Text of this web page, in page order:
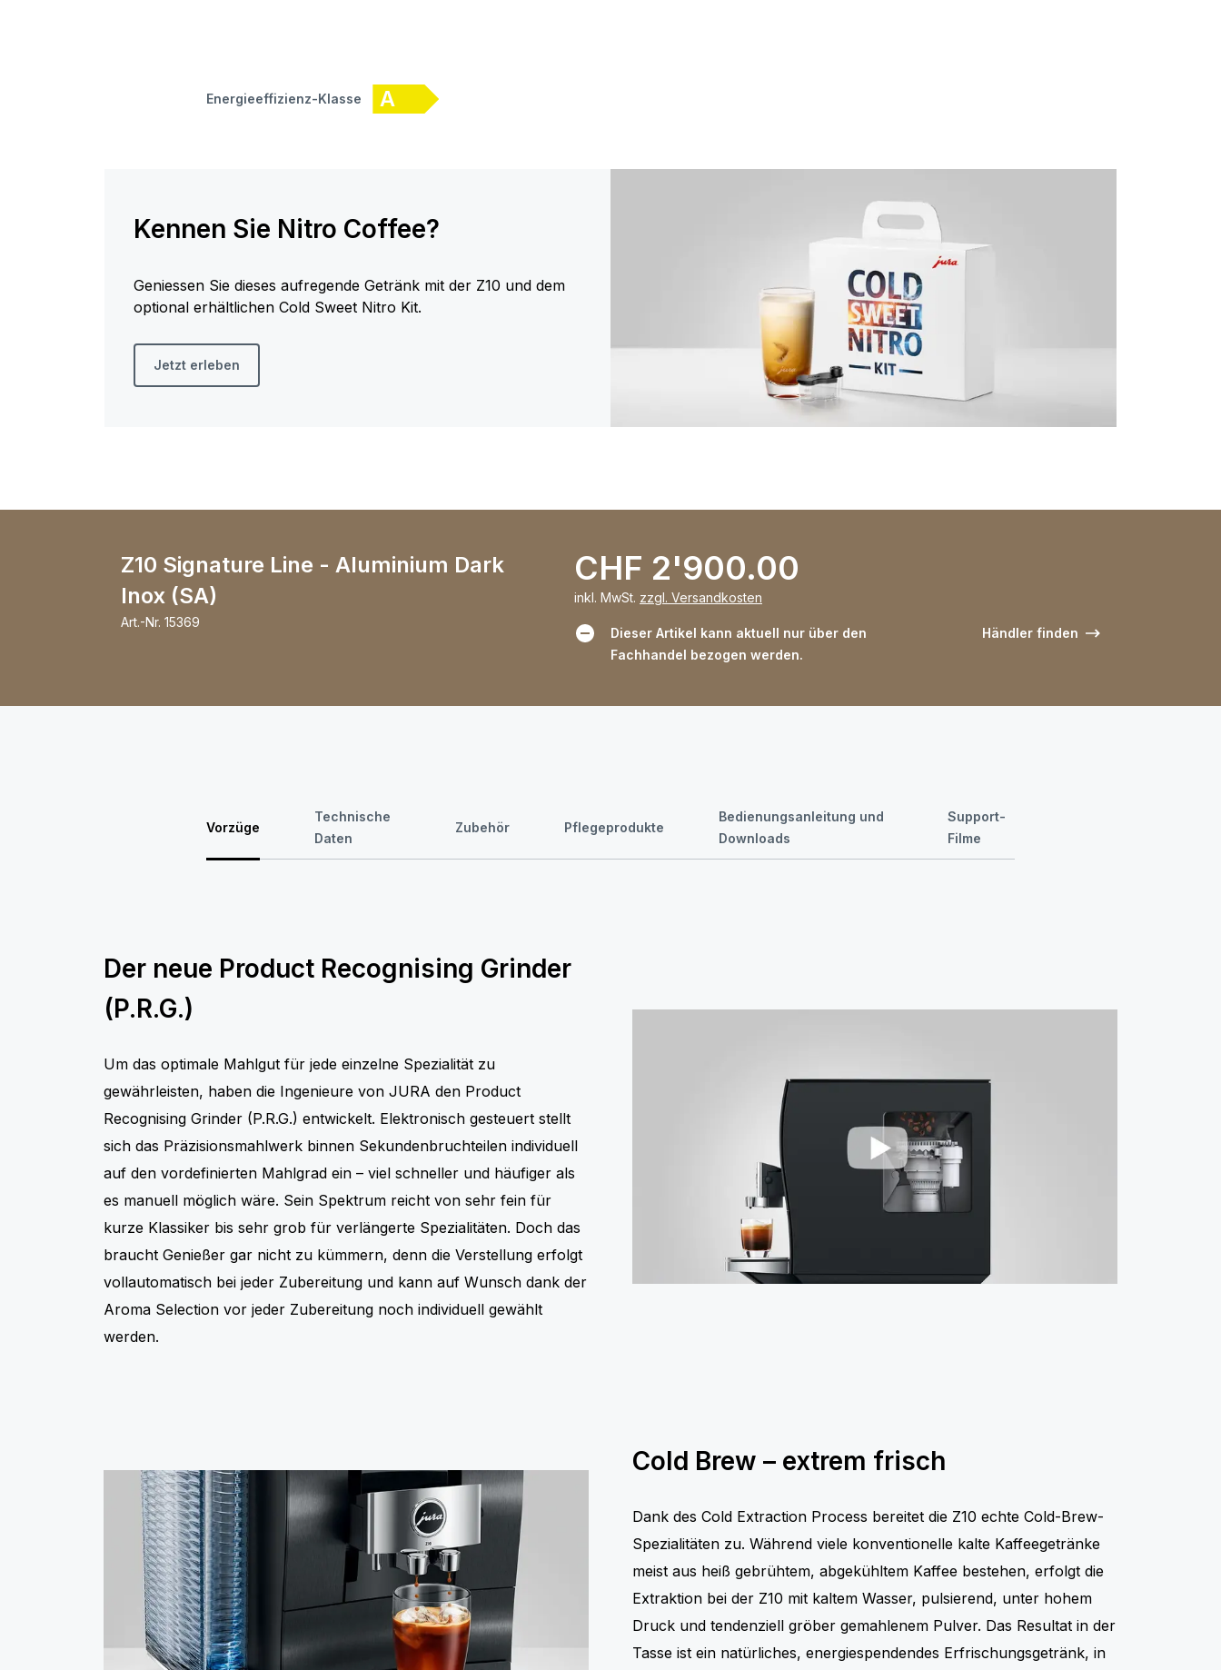
Energieeffizienz-Klasse A
Kennen Sie Nitro Coffee?
Geniessen Sie dieses aufregende Getränk mit der Z10 und dem
optional erhältlichen Cold Sweet Nitro Kit.
Jetzt erleben
CHF 2'900.00
inkl. MwSt. zzgl. Versandkosten
Dieser Artikel kann aktuell nur über den
Fachhandel bezogen werden.
Händler finden
Z10 Signature Line - Aluminium Dark
Inox (SA)
Art.-Nr. 15369
Vorzüge
Technische
Daten
Zubehör Pflegeprodukte
Bedienungsanleitung und
Downloads
Support-
Filme
Der neue Product Recognising Grinder
(P.R.G.)
Um das optimale Mahlgut für jede einzelne Spezialität zu
gewährleisten, haben die Ingenieure von JURA den Product
Recognising Grinder (P.R.G.) entwickelt. Elektronisch gesteuert stellt
sich das Präzisionsmahlwerk binnen Sekundenbruchteilen individuell
auf den vordefinierten Mahlgrad ein – viel schneller und häufiger als
es manuell möglich wäre. Sein Spektrum reicht von sehr fein für
kurze Klassiker bis sehr grob für verlängerte Spezialitäten. Doch das
braucht Genießer gar nicht zu kümmern, denn die Verstellung erfolgt
vollautomatisch bei jeder Zubereitung und kann auf Wunsch dank der
Aroma Selection vor jeder Zubereitung noch individuell gewählt
werden.
Cold Brew – extrem frisch
Dank des Cold Extraction Process bereitet die Z10 echte Cold-Brew-
Spezialitäten zu. Während viele konventionelle kalte Kaffeegetränke
meist aus heiß gebrühtem, abgekühltem Kaffee bestehen, erfolgt die
Extraktion bei der Z10 mit kaltem Wasser, pulsierend, unter hohem
Druck und tendenziell gröber gemahlenem Pulver. Das Resultat in der
Tasse ist ein natürliches, energiespendendes Erfrischungsgetränk, in